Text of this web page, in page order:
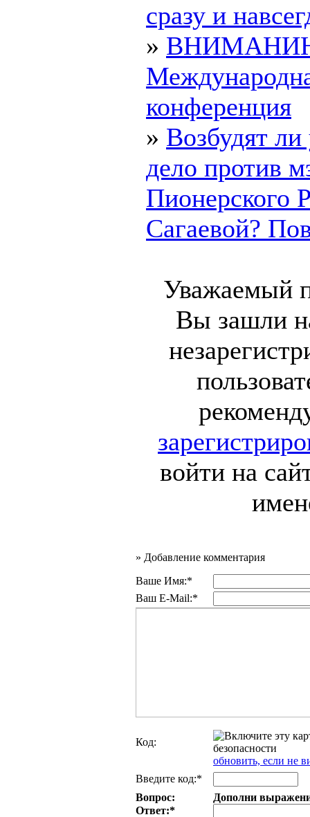
сразу и
»
конференция
» Возбудят ли
дело против
Пионерского
Сагаевой?
Уважаемый
Вы зашли
войти на
» Добавление комментария
Ваше Имя:*
Ваш E-Mail:*
Код:
обновить, если не
Введите код:*
Вопрос:
Дополни
Ответ:*